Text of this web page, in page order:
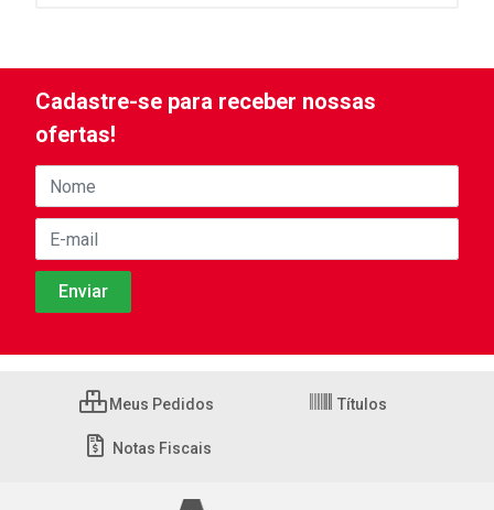
Cadastre-se para receber nossas
ofertas!
Meus Pedidos Títulos
Notas Fiscais